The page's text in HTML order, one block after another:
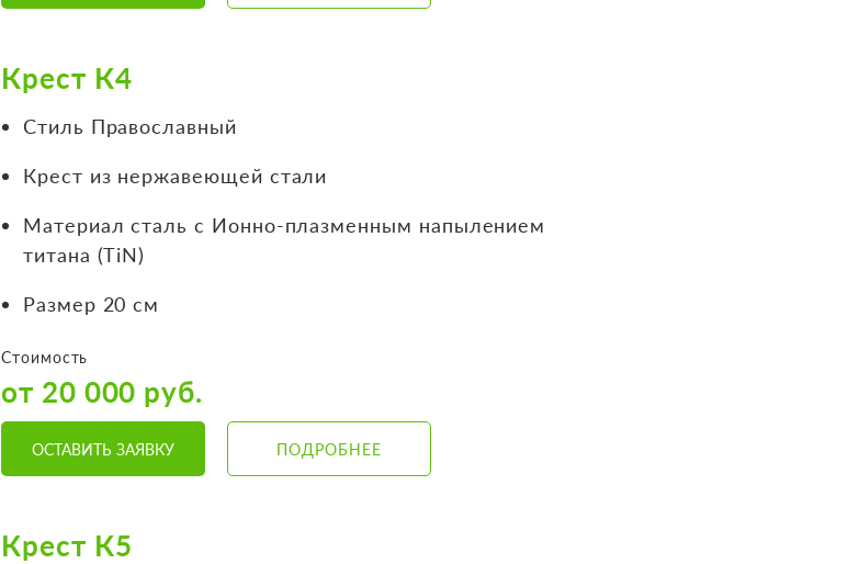
Крест К4
Стиль Православный
Крест из нержавеющей стали
Материал сталь с Ионно-плазменным напылением
титана (TiN)
Размер 20 см
Стоимость
от 20 000 руб.
ОСТАВИТЬ ЗАЯВКУ ПОДРОБНЕЕ
Крест К5